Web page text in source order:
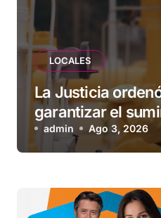
LOCALES
La Justicia
garantizar el
una familia de
admin Ago 3, 2026